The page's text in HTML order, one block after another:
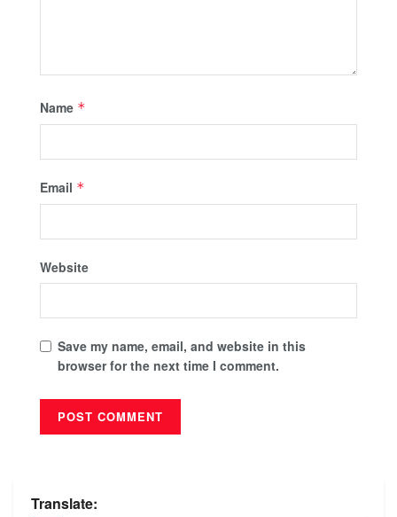
Name *
Email *
Website
Save my name, email, and website in this
browser for the next time I comment.
Translate: